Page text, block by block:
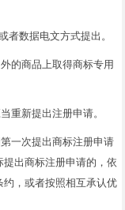
者数据电文方式提出。
的商品上取得商标专用
重新提出注册申请。
一次提出商标注册申请
出商标注册申请的，依
，或者按照相互承认优